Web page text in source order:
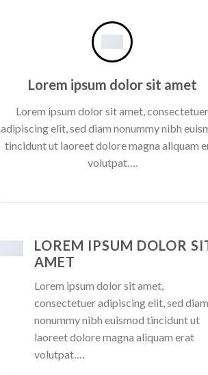
Lorem ipsum dolor sit amet
Lorem ipsum dolor sit amet, consectetuer
adipiscing elit, sed diam nonummy nibh
tincidunt ut laoreet dolore magna aliquam
volutpat….
LOREM IPSUM DOLOR
AMET
Lorem ipsum dolor sit amet,
consectetuer adipiscing elit, sed diam
nonummy nibh euismod tincidunt ut
laoreet dolore magna aliquam erat
volutpat….